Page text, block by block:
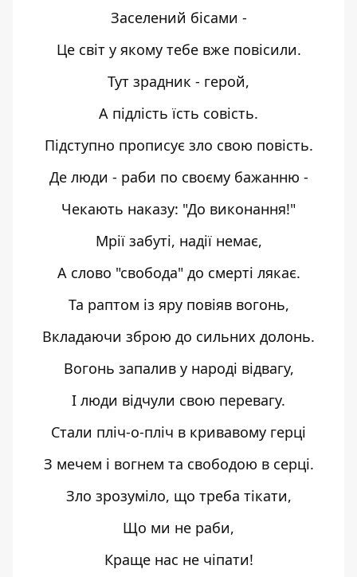
Заселений бісами -
Це світ у якому тебе вже повісили.
Тут зрадник - герой,
А підлість їсть совість.
Підступно прописує зло свою повість.
Де люди - раби по своєму бажанню -
Чекають наказу: "До виконання!"
Мрії забуті, надії немає,
А слово "свобода" до смерті лякає.
Та раптом із яру повіяв вогонь,
Вкладаючи зброю до сильних долонь.
Вогонь запалив у народі відвагу,
І люди відчули свою перевагу.
Стали пліч-о-пліч в кривавому герці
З мечем і вогнем та свободою в серці.
Зло зрозуміло, що треба тікати,
Що ми не раби,
Краще нас не чіпати!